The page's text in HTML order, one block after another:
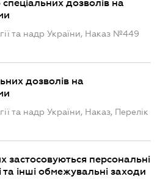
дозволів на
та надр України, Наказ №449
дозволів на
та надр України, Наказ, Перелік
застосовуються персональні
та інші обмежувальні заходи